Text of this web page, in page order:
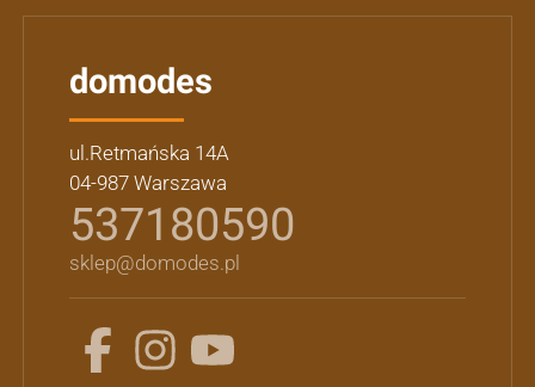
domodes
ul.Retmańska 14A
04-987 Warszawa
537180590
sklep@domodes.pl